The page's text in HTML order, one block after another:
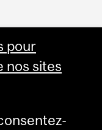
pour
nos sites